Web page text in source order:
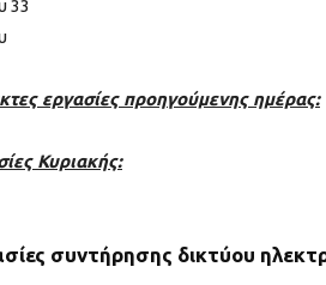
33
εργασίες προηγούμενης ημέρας:
Κυριακής:
συντήρησης δικτύου